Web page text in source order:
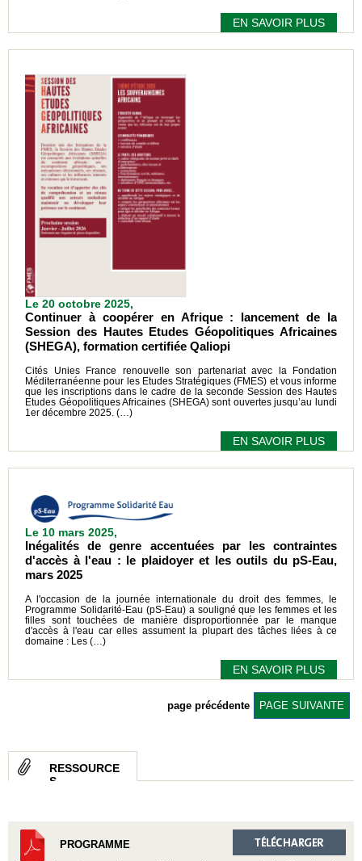
EN SAVOIR PLUS
Le 20 octobre 2025,
Continuer à coopérer en Afrique : lancement de la
Session des Hautes Etudes Géopolitiques Africaines
(SHEGA), formation certifiée Qaliopi
Cités Unies France renouvelle son partenariat avec la Fondation
Méditerranéenne pour les Etudes Stratégiques (FMES) et vous informe
que les inscriptions dans le cadre de la seconde Session des Hautes
Etudes Géopolitiques Africaines (SHEGA) sont ouvertes jusqu’au lundi
1er décembre 2025. (…)
EN SAVOIR PLUS
Le 10 mars 2025,
Inégalités de genre accentuées par les contraintes
d'accès à l'eau : le plaidoyer et les outils du pS-Eau,
mars 2025
A l'occasion de la journée internationale du droit des femmes, le
Programme Solidarité-Eau (pS-Eau) a souligné que les femmes et les
filles sont touchées de manière disproportionnée par le manque
d'accès à l'eau car elles assument la plupart des tâches liées à ce
domaine : Les (…)
EN SAVOIR PLUS
page précédente PAGE SUIVANTE
RESSOURCE
S
PROGRAMME